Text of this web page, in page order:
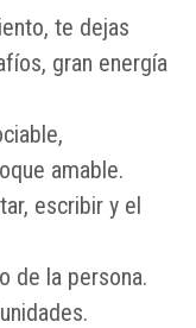
te dejas
gran energía
amable.
escribir y el
de la persona.